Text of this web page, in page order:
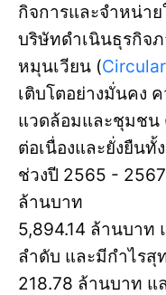
กิจการและจำหน่า
บริษัทดำเนินธุรกิจ
หมุนเวียน (
เติบโตอย่างมั่นคง
แวดล้อมและชุมชน
ต่อเนื่องและยั่งยืนทั้
ช่วงปี 2565 -
ล้านบาท
5,894.14 ล้านบาท
ลำดับ และมีกำไรสุ
218.78 ล้านบาท